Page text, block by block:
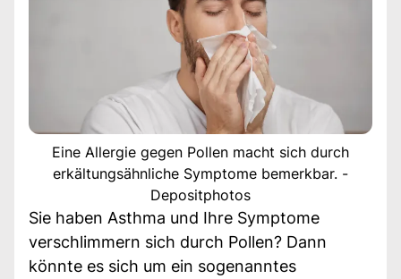
Eine Allergie gegen Pollen macht sich durch
erkältungsähnliche Symptome bemerkbar. -
Depositphotos
Sie haben Asthma und Ihre Symptome
verschlimmern sich durch Pollen? Dann
könnte es sich um ein sogenanntes